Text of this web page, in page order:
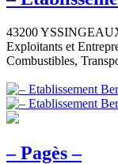
43200
Exploitants et
Combustibles,
– Pagès –